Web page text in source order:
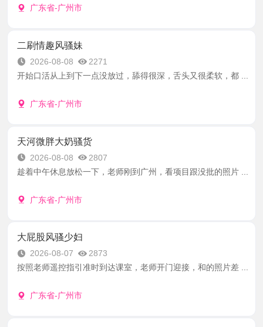
广东省-广州市
二刷情趣风骚妹
2026-08-08
2271
开始口活从上到下一点没放过，舔得很深，舌头又很柔软，都 ...
广东省-广州市
天河微胖大奶骚货
2026-08-08
2807
趁着中午休息放松一下，老师刚到广州，看项目跟没批的照片 ...
广东省-广州市
大屁股风骚少妇
2026-08-07
2873
按照老师遥控指引准时到达课室，老师开门迎接，和的照片差 ...
广东省-广州市